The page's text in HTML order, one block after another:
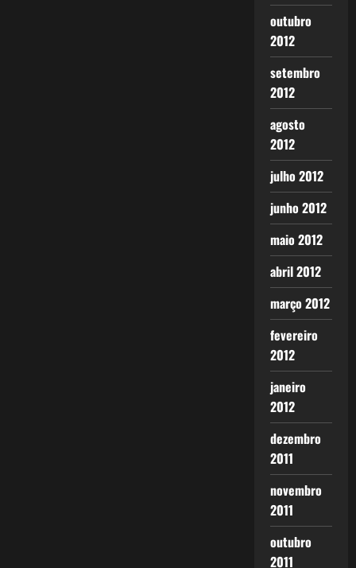
outubro
2012
setembro
2012
agosto
2012
julho 2012
junho 2012
maio 2012
abril 2012
março 2012
fevereiro
2012
janeiro
2012
dezembro
2011
novembro
2011
outubro
2011